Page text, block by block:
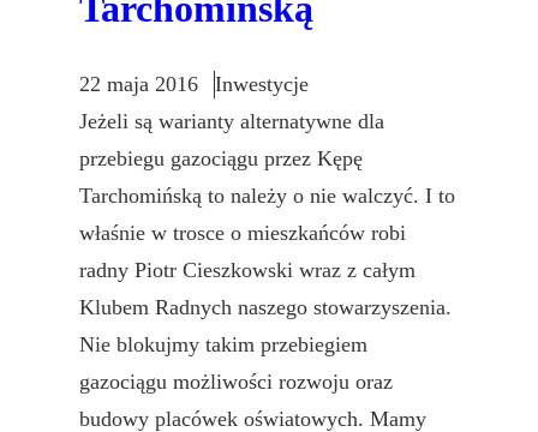
22 maja 2016
Inwestycje
Jeżeli są warianty alternatywne dla
przebiegu gazociągu przez Kępę
Tarchomińską to należy o nie walczyć. I to
właśnie w trosce o mieszkańców robi
radny Piotr Cieszkowski wraz z całym
Klubem Radnych naszego stowarzyszenia.
Nie blokujmy takim przebiegiem
gazociągu możliwości rozwoju oraz
budowy placówek oświatowych. Mamy